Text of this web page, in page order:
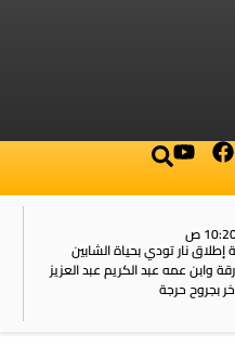
نار تودي بحياة الشابين
وابن عمه عبد الكريم عبد العزيز
بجروح حرجة